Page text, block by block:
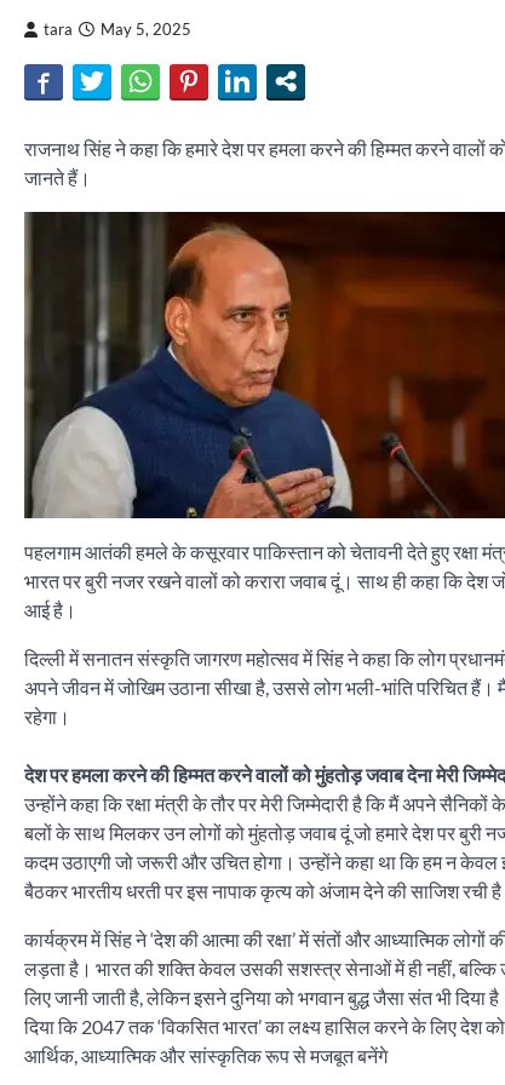
tara May 5, 2025
राजनाथ सिंह ने कहा कि हमारे देश पर हमला करने की हिम्मत करने वालों
जानते हैं।
पहलगाम आतंकी हमले के कसूरवार पाकिस्तान को चेतावनी देते हुए रक्षा
भारत पर बुरी नजर रखने वालों को करारा जवाब दूं। साथ ही कहा कि देश
आई है।
दिल्ली में सनातन संस्कृति जागरण महोत्सव में सिंह ने कहा कि लोग
अपने जीवन में जोखिम उठाना सीखा है, उससे लोग भली-भांति परिचित
रहेगा।
देश पर हमला करने की हिम्मत करने वालों को मुंहतोड़ जवाब देना मेरी
उन्होंने कहा कि रक्षा मंत्री के तौर पर मेरी जिम्मेदारी है कि मैं अपने
बलों के साथ मिलकर उन लोगों को मुंहतोड़ जवाब दूं जो हमारे देश पर
कदम उठाएगी जो जरूरी और उचित होगा। उन्होंने कहा था कि हम न केवल
बैठकर भारतीय धरती पर इस नापाक कृत्य को अंजाम देने की साजिश रची
कार्यक्रम में सिंह ने ‘देश की आत्मा की रक्षा’ में संतों और आध्यात्मिक
लड़ता है। भारत की शक्ति केवल उसकी सशस्त्र सेनाओं में ही नहीं, बल्कि
लिए जानी जाती है, लेकिन इसने दुनिया को भगवान बुद्ध जैसा संत भी दिया
दिया कि 2047 तक ‘विकसित भारत’ का लक्ष्य हासिल करने के लिए देश
आर्थिक, आध्यात्मिक और सांस्कृतिक रूप से मजबूत बनेंगे